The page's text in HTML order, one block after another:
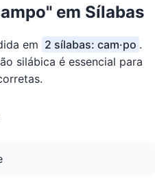
em Sílabas
em 2 sílabas: cam·po .
silábica é essencial para